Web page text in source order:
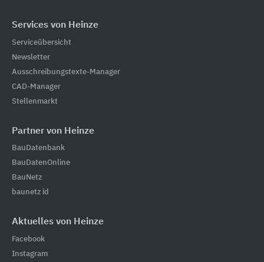
Services von Heinze
Serviceübersicht
Newsletter
Ausschreibungstexte-Manager
CAD-Manager
Stellenmarkt
Partner von Heinze
BauDatenbank
BauDatenOnline
BauNetz
baunetz id
Aktuelles von Heinze
Facebook
Instagram